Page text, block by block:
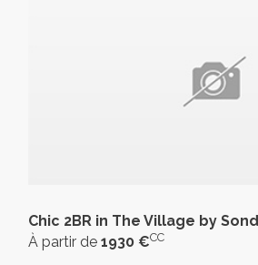
Chic 2BR in The Village by
À partir de 1930 €CC